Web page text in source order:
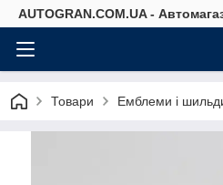
AUTOGRAN.COM.UA -
Товари Емблеми і